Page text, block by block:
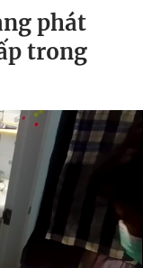
phát
trong